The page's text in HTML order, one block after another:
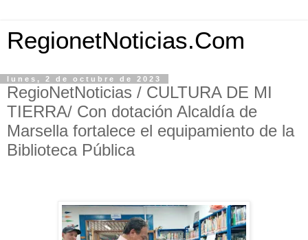
RegionetNoticias.Com
lunes, 2 de octubre de 2023
RegioNetNoticias / CULTURA DE MI
TIERRA/ Con dotación Alcaldía de
Marsella fortalece el equipamiento de la
Biblioteca Pública